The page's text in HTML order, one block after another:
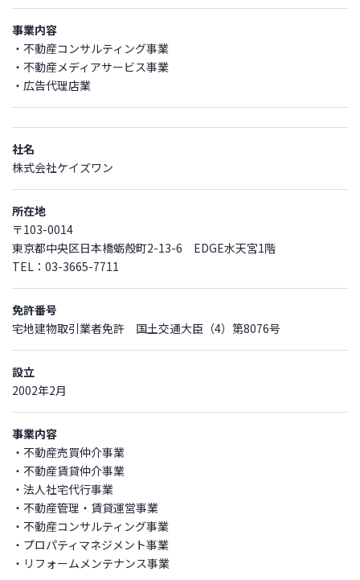
事業内容
・不動産コンサルティング事業
・不動産メディアサービス事業
・広告代理店業
社名
株式会社ケイズワン
所在地
〒103-0014
東京都中央区日本橋蛎殻町2-13-6 EDGE水天宮1階
TEL：03-3665-7711
免許番号
宅地建物取引業者免許 国土交通大臣（4）第8076号
設立
2002年2月
事業内容
・不動産売買仲介事業
・不動産賃貸仲介事業
・法人社宅代行事業
・不動産管理・賃貸運営事業
・不動産コンサルティング事業
・プロパティマネジメント事業
・リフォームメンテナンス事業